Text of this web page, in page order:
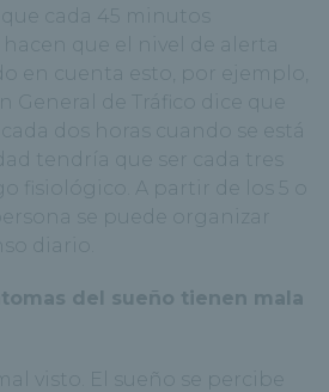
cada 45 minutos
que el nivel de alerta
en cuenta esto, por ejemplo,
General de Tráfico dice que
dos horas cuando se está
tendría que ser cada tres
fisiológico. A partir de los 5 o
se puede organizar
diario.
del sueño tienen mala
visto. El sueño se percibe